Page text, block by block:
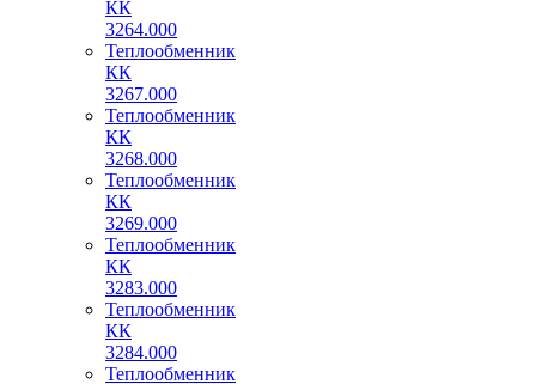
КК
3264.000
Теплообменник
КК
3267.000
Теплообменник
КК
3268.000
Теплообменник
КК
3269.000
Теплообменник
КК
3283.000
Теплообменник
КК
3284.000
Теплообменник